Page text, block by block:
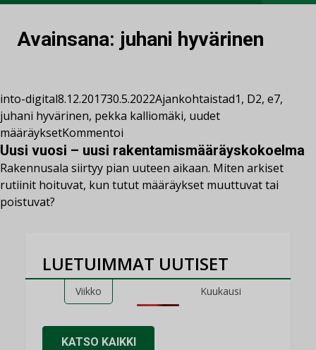
Avainsana: juhani hyvärinen
into-digital8.12.201730.5.2022Ajankohtaistad1, D2, e7,
juhani hyvärinen, pekka kalliomäki, uudet
määräyksetKommentoi
Uusi vuosi – uusi rakentamismääräyskokoelma
Rakennusala siirtyy pian uuteen aikaan. Miten arkiset
rutiinit hoituvat, kun tutut määräykset muuttuvat tai
poistuvat?
LUETUIMMAT UUTISET
Viikko Kuukausi
KATSO KAIKKI